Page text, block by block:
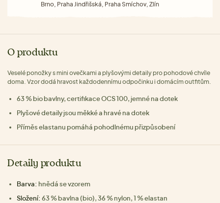
Brno, Praha Jindřišská, Praha Smíchov, Zlín
O produktu
Veselé ponožky s mini ovečkami a plyšovými detaily pro pohodové chvíle
doma. Vzor dodá hravost každodennímu odpočinku i domácím outfitům.
63 % bio bavlny, certifikace OCS 100, jemné na dotek
Plyšové detaily jsou měkké a hravé na dotek
Příměs elastanu pomáhá pohodlnému přizpůsobení
Detaily produktu
Barva: hnědá se vzorem
Složení: 63 % bavlna (bio), 36 % nylon, 1 % elastan